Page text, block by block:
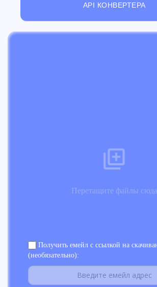
API КОНВЕРТЕРА
Перетащите файлы сюда
Получить емейл с ссылкой на
(необязательно):